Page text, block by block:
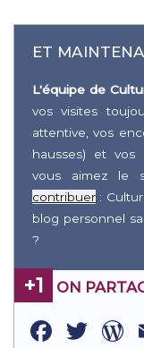
ET
L'équipe de
vos visites
attentive, vos
hausses) et vos
vous aimez le
contribuer :
blog personnel
?
+1 ON